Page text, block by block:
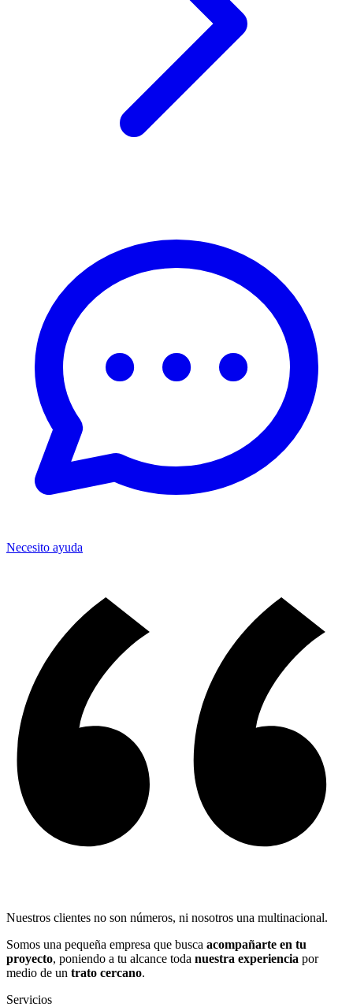
Necesito ayuda
Nuestros clientes no son números, ni nosotros una multinacional.
Somos una pequeña empresa que busca acompañarte en tu
proyecto, poniendo a tu alcance toda nuestra experiencia por
medio de un trato cercano.
Servicios